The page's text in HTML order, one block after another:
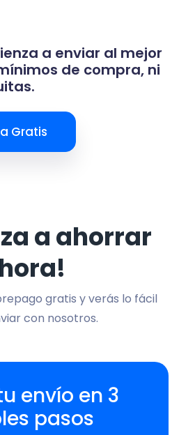
a enviar al mejor
de compra, ni
Gratis
a ahorrar
gratis y verás lo fácil
con nosotros.
envío en 3
pasos